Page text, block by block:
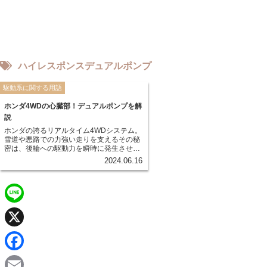
ハイレスポンスデュアルポンプ
駆動系に関する用語
ホンダ4WDの心臓部！デュアルポンプを解
説
ホンダの誇るリアルタイム4WDシステム。
雪道や悪路での力強い走りを支えるその秘
密は、後輪への駆動力を瞬時に発生させる
「デュアルポンプシステム」にあります。
め、タイムラグが生じてしまいます。しか
し、デュアルポンプシステムでは、前輪の
回転を常に監視し、予兆を察知して後輪へ
の駆動力を発生。これにより、滑りやすい
路面でも安定した走り出しとスムーズなコ
ーナリングを実現しています。
2024.06.16
L
n
X
F